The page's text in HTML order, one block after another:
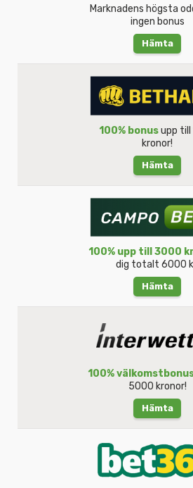
Marknadens högsta
ingen bonus
Hämta
100% bonusupp till
kronor!
Hämta
100% upp till 3000
dig totalt 6000
Hämta
100%
5000 kronor!
Hämta